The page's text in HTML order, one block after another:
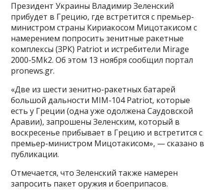
Президент Украины Владимир Зеленский
прибудет в Грецию, где встретится с премьер-
министром страны Кириакосом Мицотакисом с
намерением попросить зенитные ракетные
комплексы (ЗРК) Patriot и истребители Mirage
2000-5Mk2. Об этом 13 ноября сообщил портал
pronews.gr.
«Две из шести зенитно-ракетных батарей
большой дальности MIM-104 Patriot, которые
есть у Греции (одна уже одолжена Саудовской
Аравии), запрошены Зеленским, который в
воскресенье прибывает в Грецию и встретится с
премьер-министром Мицотакисом», — сказано в
публикации.
Отмечается, что Зеленский также намерен
запросить пакет оружия и боеприпасов.